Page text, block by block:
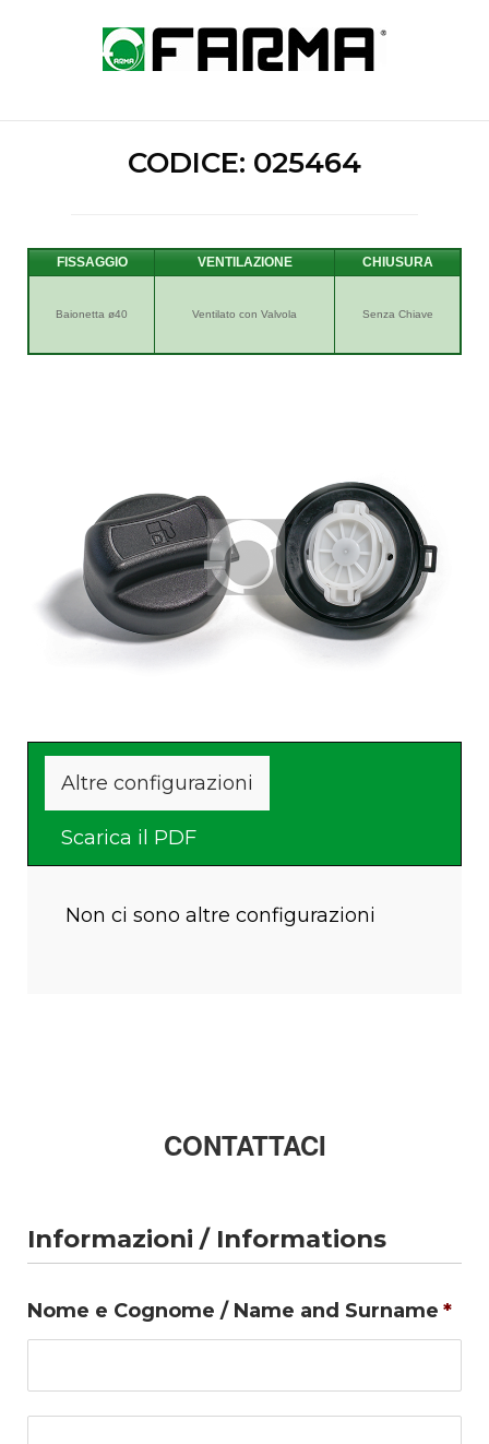
Home
CODICE: 025464
Ventilato con Valvola
Altre configurazioni
Scarica il PDF
Non ci sono altre configurazioni
CONTATTACI
Informazioni / Informations
Nome e Cognome / Name and Surname *